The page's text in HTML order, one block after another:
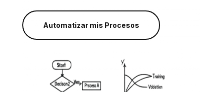
Automatizar mis Procesos